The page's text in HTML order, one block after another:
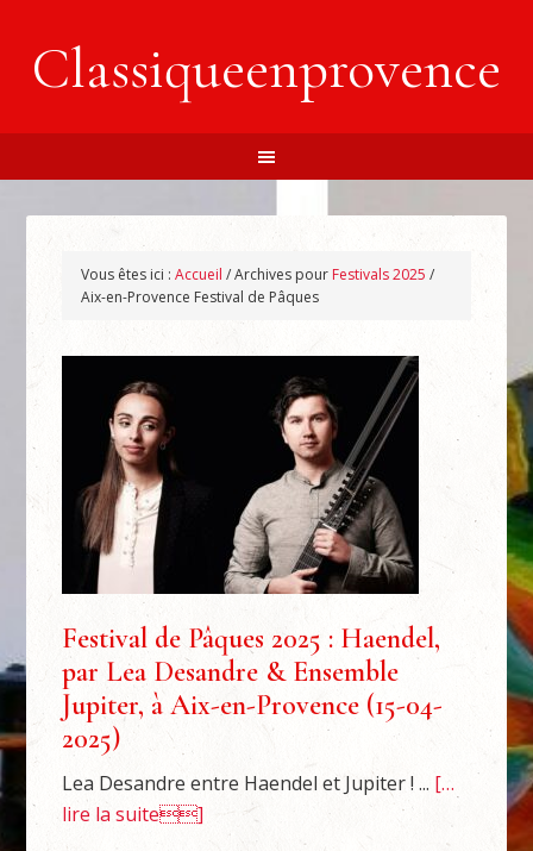
Classiqueenprovence
Vous êtes ici :Accueil /Archives pour Festivals 2025 /
Aix-en-Provence Festival de Pâques
Festival de Pâques 2025 : Haendel,
par Lea Desandre & Ensemble
Jupiter, à Aix-en-Provence (15-04-
2025)
Lea Desandre entre Haendel et Jupiter ! ... […
lire la suite]